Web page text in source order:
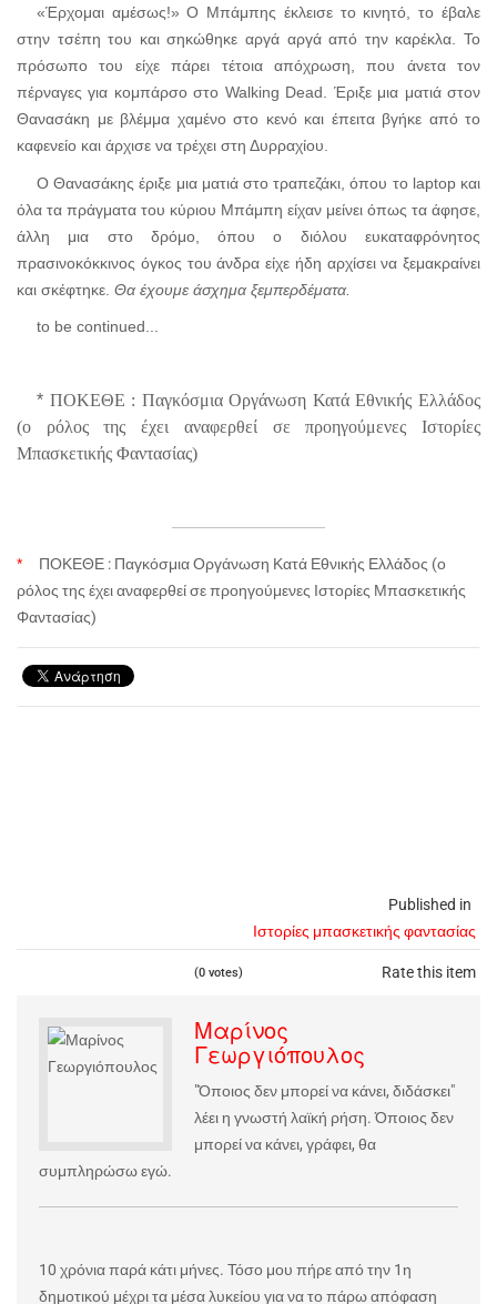
Published in
Ιστορίες μπασκετικής φαντασίας
Rate this item
(0 votes)
«Έρχομαι αμέσως!» Ο Μπάμπης έκλεισε το κινητό, το έβαλε
στην τσέπη του και σηκώθηκε αργά αργά από την καρέκλα. Το
πρόσωπο του είχε πάρει τέτοια απόχρωση, που άνετα τον
πέρναγες για κομπάρσο στο Walking Dead. Έριξε μια ματιά στον
Θανασάκη με βλέμμα χαμένο στο κενό και έπειτα βγήκε από το
καφενείο και άρχισε να τρέχει στη Δυρραχίου.
Ο Θανασάκης έριξε μια ματιά στο τραπεζάκι, όπου το laptop και
όλα τα πράγματα του κύριου Μπάμπη είχαν μείνει όπως τα άφησε,
άλλη μια στο δρόμο, όπου ο διόλου ευκαταφρόνητος
πρασινοκόκκινος όγκος του άνδρα είχε ήδη αρχίσει να ξεμακραίνει
και σκέφτηκε. Θα έχουμε άσχημα ξεμπερδέματα.
to be continued...
*ΠΟΚΕΘΕ : Παγκόσμια Οργάνωση Κατά Εθνικής Ελλάδος
(ο ρόλος της έχει αναφερθεί σε προηγούμενες Ιστορίες
Μπασκετικής Φαντασίας)
*
ΠΟΚΕΘΕ : Παγκόσμια Οργάνωση Κατά Εθνικής Ελλάδος (ο
ρόλος της έχει αναφερθεί σε προηγούμενες Ιστορίες Μπασκετικής
Φαντασίας)
Μαρίνος
Γεωργιόπουλος
"Όποιος δεν μπορεί να κάνει, διδάσκει"
λέει η γνωστή λαϊκή ρήση. Όποιος δεν
μπορεί να κάνει, γράφει, θα
συμπληρώσω εγώ.
10 χρόνια παρά κάτι μήνες. Τόσο μου πήρε από την 1η
δημοτικού μέχρι τα μέσα λυκείου για να το πάρω απόφαση